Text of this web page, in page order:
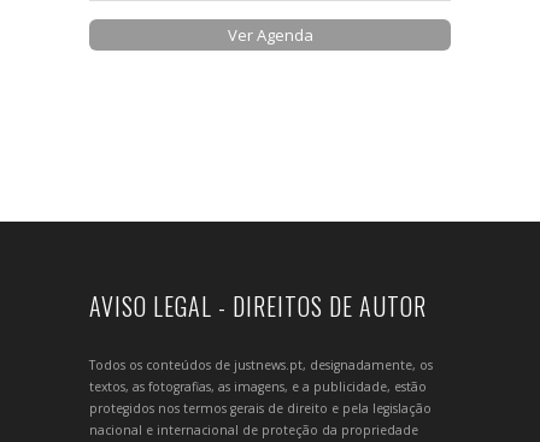
Ver Agenda
AVISO LEGAL - DIREITOS DE AUTOR
Todos os conteúdos de justnews.pt, designadamente, os
textos, as fotografias, as imagens, e a publicidade, estão
protegidos nos termos gerais de direito e pela legislação
nacional e internacional de proteção da propriedade